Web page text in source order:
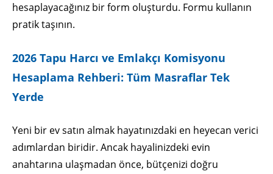
hesaplayacağınız bir form oluşturdu. Formu kullanın
pratik taşının.
2026 Tapu Harcı ve Emlakçı Komisyonu
Hesaplama Rehberi: Tüm Masraflar Tek
Yerde
Yeni bir ev satın almak hayatınızdaki en heyecan verici
adımlardan biridir. Ancak hayalinizdeki evin
anahtarına ulaşmadan önce, bütçenizi doğru